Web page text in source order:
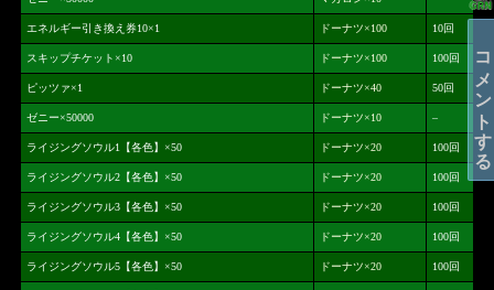
エネルギー引き換え券10×1 ドーナツ×100 10回
スキップチケット×10 ドーナツ×100 100回
ピッツァ×1 ドーナツ×40 50回
ゼニー×50000 ドーナツ×10 –
ライジングソウル1【各色】×50 ドーナツ×20 100回
ライジングソウル2【各色】×50 ドーナツ×20 100回
ライジングソウル3【各色】×50 ドーナツ×20 100回
ライジングソウル4【各色】×50 ドーナツ×20 100回
ライジングソウル5【各色】×50 ドーナツ×20 100回
コメントする